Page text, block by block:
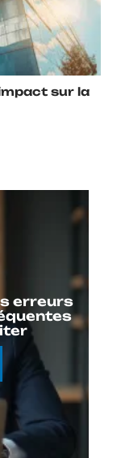
impact sur la
erreurs